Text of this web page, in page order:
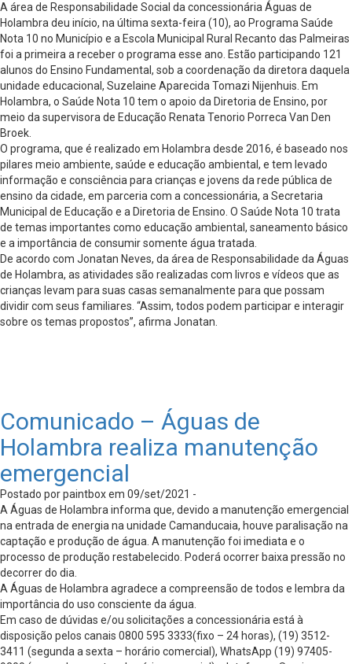
A área de Responsabilidade Social da concessionária Águas de
Holambra deu início, na última sexta-feira (10), ao Programa Saúde
Nota 10 no Município e a Escola Municipal Rural Recanto das Palmeiras
foi a primeira a receber o programa esse ano. Estão participando 121
alunos do Ensino Fundamental, sob a coordenação da diretora daquela
unidade educacional, Suzelaine Aparecida Tomazi Nijenhuis. Em
Holambra, o Saúde Nota 10 tem o apoio da Diretoria de Ensino, por
meio da supervisora de Educação Renata Tenorio Porreca Van Den
Broek.
O programa, que é realizado em Holambra desde 2016, é baseado nos
pilares meio ambiente, saúde e educação ambiental, e tem levado
informação e consciência para crianças e jovens da rede pública de
ensino da cidade, em parceria com a concessionária, a Secretaria
Municipal de Educação e a Diretoria de Ensino. O Saúde Nota 10 trata
de temas importantes como educação ambiental, saneamento básico
e a importância de consumir somente água tratada.
De acordo com Jonatan Neves, da área de Responsabilidade da Águas
de Holambra, as atividades são realizadas com livros e vídeos que as
crianças levam para suas casas semanalmente para que possam
dividir com seus familiares. “Assim, todos podem participar e interagir
sobre os temas propostos”, afirma Jonatan.
Comunicado – Águas de
Holambra realiza manutenção
emergencial
Postado por paintbox em 09/set/2021 -
A Águas de Holambra informa que, devido a manutenção emergencial
na entrada de energia na unidade Camanducaia, houve paralisação na
captação e produção de água. A manutenção foi imediata e o
processo de produção restabelecido. Poderá ocorrer baixa pressão no
decorrer do dia.
A Águas de Holambra agradece a compreensão de todos e lembra da
importância do uso consciente da água.
Em caso de dúvidas e/ou solicitações a concessionária está à
disposição pelos canais 0800 595 3333(fixo – 24 horas), (19) 3512-
3411 (segunda a sexta – horário comercial), WhatsApp (19) 97405-